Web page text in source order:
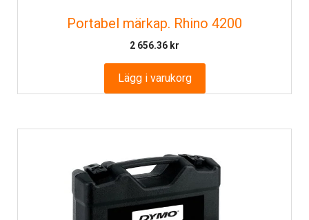
Portabel märkap. Rhino 4200
2 656.36 kr
Lägg i varukorg